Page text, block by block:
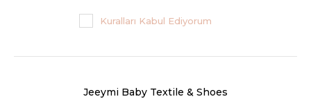
Kuralları Kabul Ediyorum
Jeeymi Baby Textile & Shoes